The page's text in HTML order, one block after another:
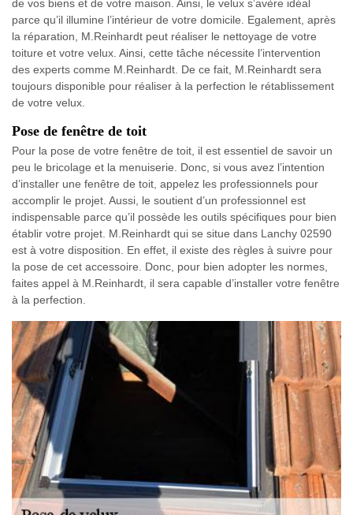
de vos biens et de votre maison. Ainsi, le velux s’avère idéal
parce qu’il illumine l’intérieur de votre domicile. Egalement, après
la réparation, M.Reinhardt peut réaliser le nettoyage de votre
toiture et votre velux. Ainsi, cette tâche nécessite l’intervention
des experts comme M.Reinhardt. De ce fait, M.Reinhardt sera
toujours disponible pour réaliser à la perfection le rétablissement
de votre velux.
Pose de fenêtre de toit
Pour la pose de votre fenêtre de toit, il est essentiel de savoir un
peu le bricolage et la menuiserie. Donc, si vous avez l’intention
d’installer une fenêtre de toit, appelez les professionnels pour
accomplir le projet. Aussi, le soutient d’un professionnel est
indispensable parce qu’il possède les outils spécifiques pour bien
établir votre projet. M.Reinhardt qui se situe dans Lanchy 02590
est à votre disposition. En effet, il existe des règles à suivre pour
la pose de cet accessoire. Donc, pour bien adopter les normes,
faites appel à M.Reinhardt, il sera capable d’installer votre fenêtre
à la perfection.